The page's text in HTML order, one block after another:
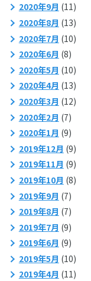
2020年9月 (11)
2020年8月 (13)
2020年7月 (10)
2020年6月 (8)
2020年5月 (10)
2020年4月 (13)
2020年3月 (12)
2020年2月 (7)
2020年1月 (9)
2019年12月 (9)
2019年11月 (9)
2019年10月 (8)
2019年9月 (7)
2019年8月 (7)
2019年7月 (9)
2019年6月 (9)
2019年5月 (10)
2019年4月 (11)